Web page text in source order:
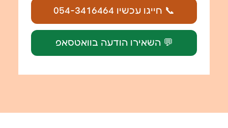
📞 חייגו עכשיו 054-3416464
💬 השאירו הודעה בוואטסאפ